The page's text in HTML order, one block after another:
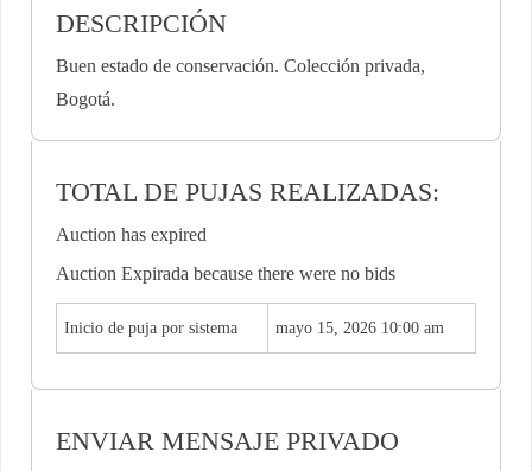
DESCRIPCIÓN
Buen estado de conservación. Colección privada,
Bogotá.
TOTAL DE PUJAS REALIZADAS:
Auction has expired
Auction Expirada because there were no bids
Inicio de puja por sistema mayo 15, 2026 10:00 am
ENVIAR MENSAJE PRIVADO